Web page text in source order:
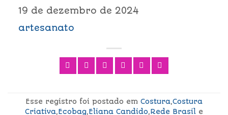
19 de dezembro de 2024
artesanato
Esse registro foi postado em Costura,Costura
Criativa,Ecobag,Eliana Candido,Rede Brasil e